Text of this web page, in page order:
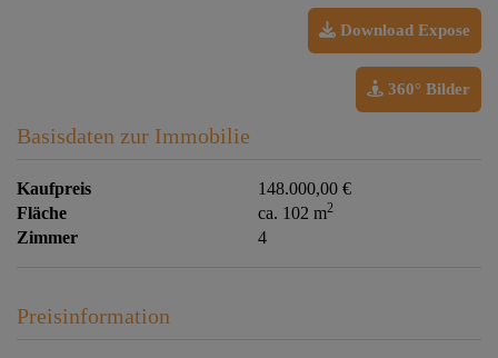
Download Expose
360° Bilder
Basisdaten zur Immobilie
Kaufpreis
148.000,00 €
Fläche
ca. 102 m2
Zimmer 4
Preisinformation